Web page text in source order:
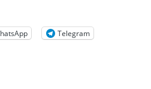
Telegram